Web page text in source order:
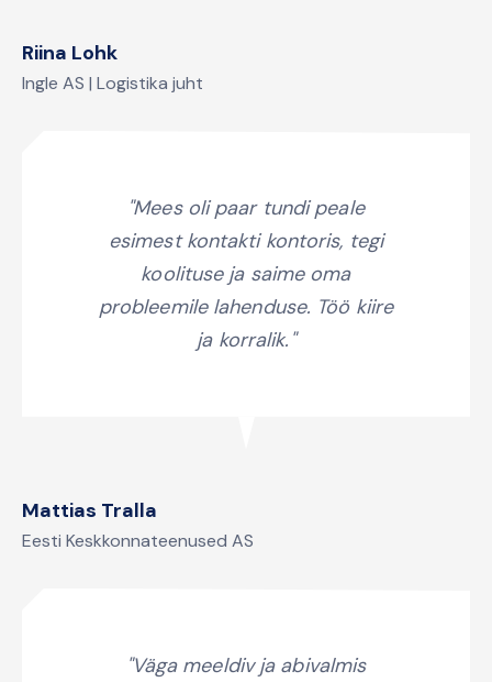
Riina Lohk
Ingle AS | Logistika juht
"Mees oli paar tundi peale
esimest kontakti kontoris, tegi
koolituse ja saime oma
probleemile lahenduse. Töö kiire
ja korralik."
Mattias Tralla
Eesti Keskkonnateenused AS
"Väga meeldiv ja abivalmis